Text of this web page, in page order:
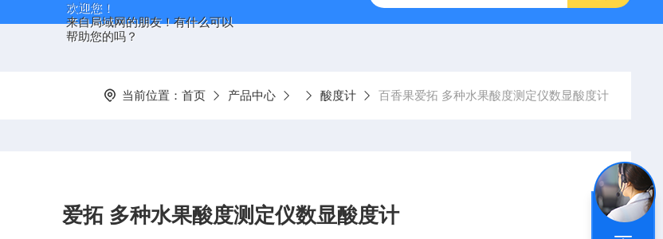
欢迎您！
来自局域网的朋友！有什么可以
帮助您的吗？
当前位置： 首页 产品中心 酸度计 百香果爱拓 多种水果酸度测定仪数显酸度计
爱拓 多种水果酸度测定仪数显酸度计